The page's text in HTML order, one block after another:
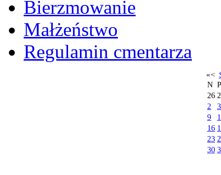
Bierzmowanie
Małżeństwo
Regulamin cmentarza
«<
N P
26
2
3
9
16
23
30